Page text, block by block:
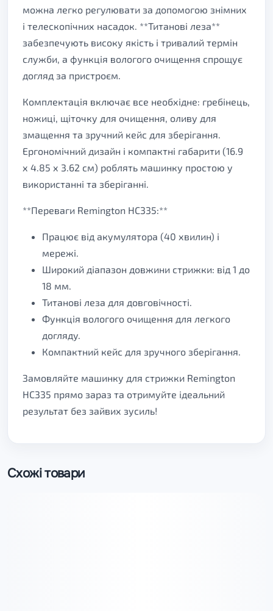
можна легко регулювати за допомогою знімних
і телескопічних насадок. **Титанові леза**
забезпечують високу якість і тривалий термін
служби, а функція вологого очищення спрощує
догляд за пристроєм.
Комплектація включає все необхідне: гребінець,
ножиці, щіточку для очищення, оливу для
змащення та зручний кейс для зберігання.
Ергономічний дизайн і компактні габарити (16.9
х 4.85 х 3.62 см) роблять машинку простою у
використанні та зберіганні.
**Переваги Remington HC335:**
Працює від акумулятора (40 хвилин) і
мережі.
Широкий діапазон довжини стрижки: від 1 до
18 мм.
Титанові леза для довговічності.
Функція вологого очищення для легкого
догляду.
Компактний кейс для зручного зберігання.
Замовляйте машинку для стрижки Remington
HC335 прямо зараз та отримуйте ідеальний
результат без зайвих зусиль!
Схожі товари